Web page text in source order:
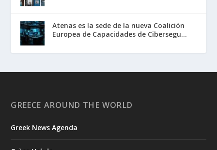
Atenas es la sede de la nueva Coalición
Europea de Capacidades de Cibersegu...
GREECE AROUND THE WORLD
Greek News Agenda